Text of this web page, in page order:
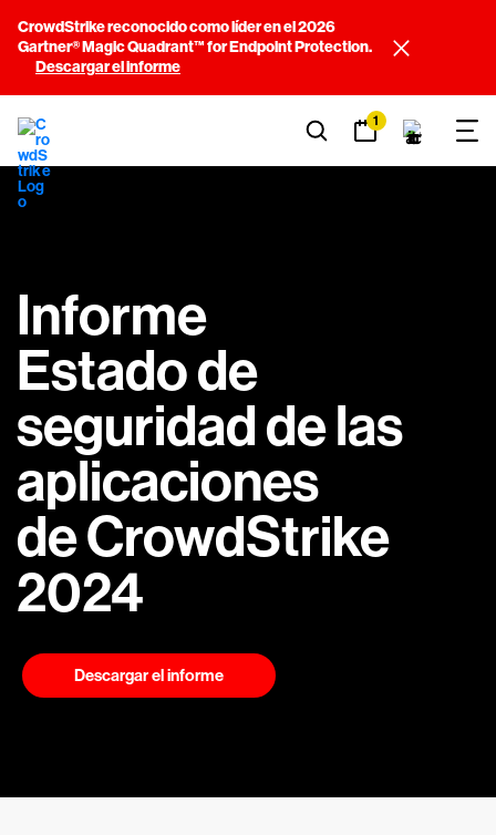
CrowdStrike reconocido como líder en el 2026
Gartner® Magic Quadrant™ for Endpoint Protection.
Descargar el informe
1
Informe
Estado de
seguridad de las
aplicaciones
de CrowdStrike
2024
Descargar el informe